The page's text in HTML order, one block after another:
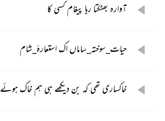
آوارہ بھٹکتا رہا پیغام کسی کا
حیات_سوختہ_ساماں اک استعارۂ_شام
خاکساری تھی کہ بن دیکھے ہی ہم خاک ہوئے